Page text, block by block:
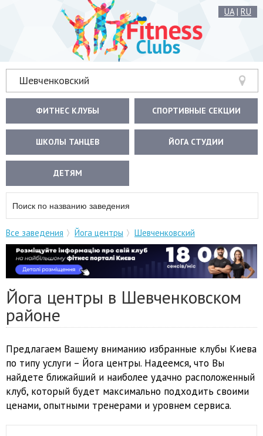
UA| RU
Шевченковский
ФИТНЕС КЛУБЫ СПОРТИВНЫЕ СЕКЦИИ
ШКОЛЫ ТАНЦЕВ ЙОГА СТУДИИ
ДЕТЯМ
Все заведения Йога центры Шевченковский
Йога центры в Шевченковском
районе
Предлагаем Вашему вниманию избранные клубы Киева
по типу услуги – Йога центры. Надеемся, что Вы
найдете ближайший и наиболее удачно расположенный
клуб, который будет максимально подходить своими
ценами, опытными тренерами и уровнем сервиса.